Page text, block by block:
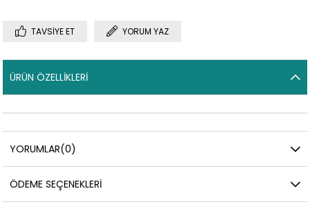
TAVSIYE ET YORUM YAZ
ÜRÜN ÖZELLIKLERI
YORUMLAR(0)
ÖDEME SEÇENEKLERI